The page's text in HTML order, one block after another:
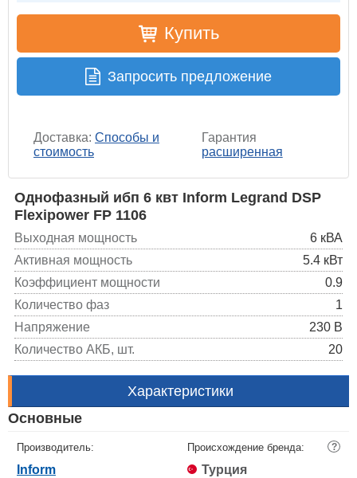
Купить
Запросить предложение
Доставка: Способы и
стоимость
Гарантия
расширенная
Однофазный ибп 6 квт Inform Legrand DSP
Flexipower FP 1106
Выходная мощность
6 кВА
Активная мощность
5.4 кВт
Коэффициент мощности
0.9
Количество фаз
1
Напряжение
230 В
Количество АКБ, шт.
20
Характеристики
Основные
Производитель:
Inform
Происхождение бренда: ?
Турция